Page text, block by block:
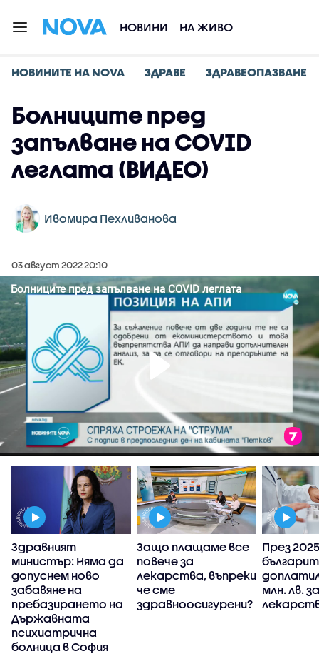
НОВИНИ НА ЖИВО
НОВИНИТЕ НА NOVA ЗДРАВЕ ЗДРАВЕОПАЗВАНЕ
Болниците пред
запълване на COVID
леглата (ВИДЕО)
Ивомира Пехливанова
03 август 2022 20:10
Здравният
министър: Няма да
допуснем ново
забавяне на
пребазирането на
Държавната
психиатрична
болница в София
Защо плащаме все
повече за
лекарства, въпреки
че сме
здравноосигурени?
През
млн. лв. за